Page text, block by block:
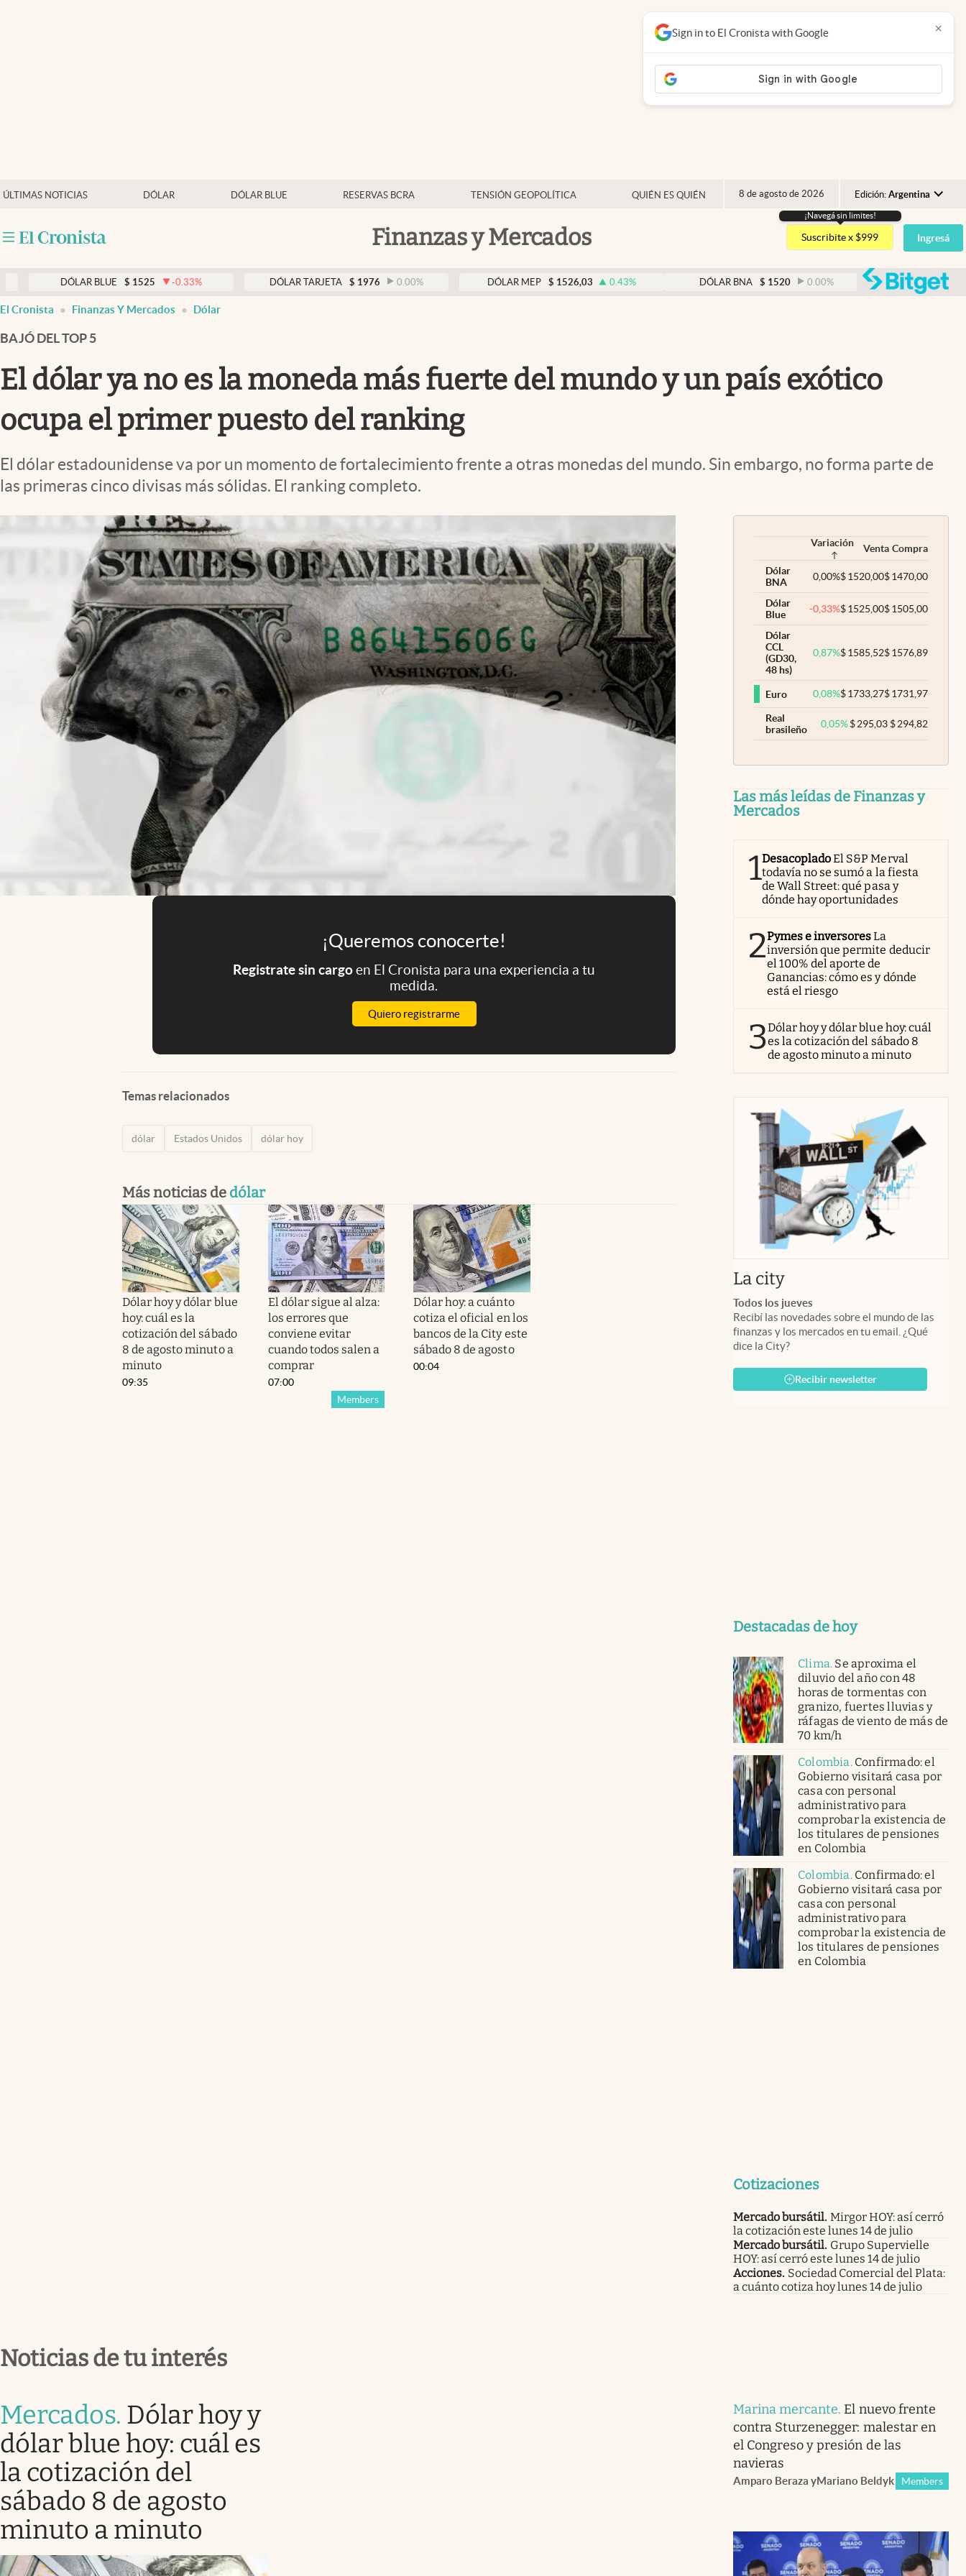
ÚLTIMAS NOTICIAS DÓLAR DÓLAR BLUE RESERVAS BCRA TENSIÓN GEOPOLÍTICA QUIÉN ES QUIÉN 8 de agosto de 2026 Edición: Argentina
Argentina
España
USA
Finanzas y Mercados
Mercados Online
Otras secciones
Infotechnology
Clima
Mundial 2026
Eventos Corporativos
El Cronista Studio
Mediakit
¡Navegá sin limites!
Suscribite x $999 Ingresá
DÓLAR BLUE $ 1525 -0.33% DÓLAR TARJETA $ 1976 0.00% DÓLAR MEP $ 1526,03 0.43% DÓLAR BNA $ 1520 0.00% DÓLAR BLUE $ 1525
Sign in to El Cronista with Google ×
El Cronista Finanzas Y Mercados Dólar
BAJÓ DEL TOP 5
El dólar ya no es la moneda más fuerte del mundo y un país exótico
ocupa el primer puesto del ranking
El dólar estadounidense va por un momento de fortalecimiento frente a otras monedas del mundo. Sin embargo, no forma parte de
las primeras cinco divisas más sólidas. El ranking completo.
¡Queremos conocerte!
Registrate sin cargoen El Cronista para una experiencia a tu
medida.
Quiero registrarme
Temas relacionados
dólar Estados Unidos dólar hoy
Más noticias de dólar
Dólar hoy y dólar blue
hoy: cuál es la
cotización del sábado
8 de agosto minuto a
minuto
09:35
El dólar sigue al alza:
los errores que
conviene evitar
cuando todos salen a
comprar
Members
07:00
Dólar hoy: a cuánto
cotiza el oficial en los
bancos de la City este
sábado 8 de agosto
00:04
Variación Venta Compra
Dólar
BNA
0,00%$1520,00$1470,00
Dólar
Blue
-0,33%$1525,00$1505,00
Dólar
CCL
(GD30,
48 hs)
0,87%$1585,52$1576,89
Euro 0,08%$1733,27$1731,97
Real
brasileño
0,05% $295,03 $294,82
Las más leídas de Finanzas y
Mercados
1DesacopladoEl S&P Merval
todavía no se sumó a la fiesta
de Wall Street: qué pasa y
dónde hay oportunidades
2Pymes e inversoresLa
inversión que permite deducir
el 100% del aporte de
Ganancias: cómo es y dónde
está el riesgo
3Dólar hoy y dólar blue hoy: cuál
es la cotización del sábado 8
de agosto minuto a minuto
La cityabre en nueva pestaña
Todos los jueves
Recibí las novedades sobre el mundo de las
finanzas y los mercados en tu email. ¿Qué
dice la City?
Recibir newsletter
Destacadas de hoy
Clima. Se aproxima el
diluvio del año con 48
horas de tormentas con
granizo, fuertes lluvias y
ráfagas de viento de más de
70 km/h
Colombia. Confirmado: el
Gobierno visitará casa por
casa con personal
administrativo para
comprobar la existencia de
los titulares de pensiones
en Colombia
Colombia. Confirmado: el
Gobierno visitará casa por
casa con personal
administrativo para
comprobar la existencia de
los titulares de pensiones
en Colombia
Cotizaciones
Mercado bursátil. Mirgor HOY: así cerró
la cotización este lunes 14 de julio
Mercado bursátil. Grupo Supervielle
HOY: así cerró este lunes 14 de julio
Acciones. Sociedad Comercial del Plata:
a cuánto cotiza hoy lunes 14 de julio
Noticias de tu interés
Mercados. Dólar hoy y
dólar blue hoy: cuál es
la cotización del
sábado 8 de agosto
minuto a minuto
Marina mercante. El nuevo frente
contra Sturzenegger: malestar en
el Congreso y presión de las
navieras
Amparo Beraza yMariano Beldyk Members